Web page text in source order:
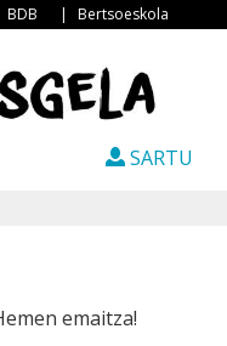
BDB | Bertsoeskola
SARTU
emaitza!